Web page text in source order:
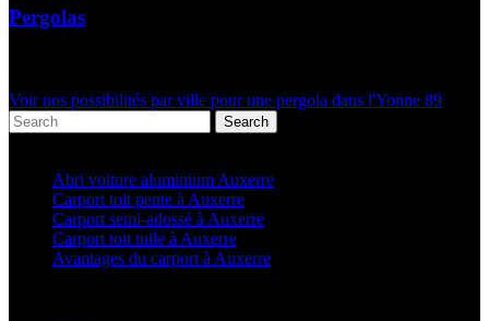
Pergolas
Voir nos possibilités par ville pour une pergola dans l'Yonne 89
Search
Abri voiture aluminium Auxerre
Carport toit pente à Auxerre
Carport semi-adossé à Auxerre
Carport toit tuile à Auxerre
Avantages du carport à Auxerre